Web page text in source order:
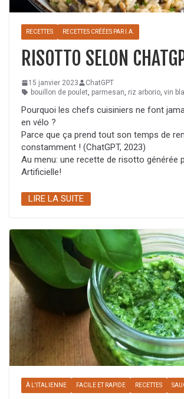
RECETTES RECETTES CRÉÉES PAR I.A.
RISOTTO SELON
15 janvier 2023
ChatGPT
bouillon de poulet, parmesan, riz arborio, vin
Pourquoi les chefs cuisiniers ne font
en vélo ?
Parce que ça prend tout son temps de
constamment ! (ChatGPT, 2023)
Au menu: une recette de risotto générée
Artificielle!
LIRE LA SUITE
À L'ITALIENNE FACILE ET RAPIDE RECETTES